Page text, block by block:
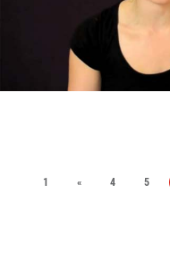
1 « 4 5